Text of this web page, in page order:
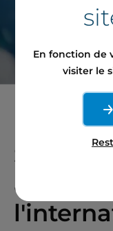
Suivez
au UK et
En fonction de
visiter le